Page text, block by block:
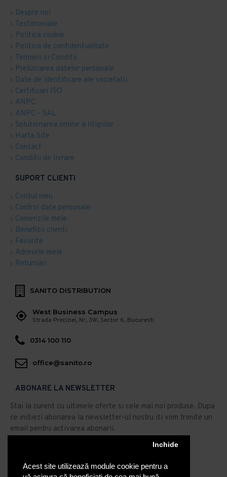
Acest site utilizează module cookie pentru a
Inchide
Despre noi
Testimoniale
Politica cookie
Politica de confidentialitate
Termeni si Conditii
Prelucrarea datelor personale
Date de identificare ale societatii
Certificari ISO
ANPC
ANPC - SAL
Solutionarea online a litigiilor
Harta Site
Contact
Conditii de livrare
SUPORT CLIENTI
Contul meu
Control date personale
Comenzile mele
Beneficii clienti
Favorite
Adresele mele
Returnari
SANITO DISTRIBUTION
West Business Campus
Strada Preciziei, Nr, 3W, Sector 6, Bucuresti
0314 100 110
office@sanito.ro
ABONARE LA NEWSLETTER
Stai la curent cu ultimele oferte si cele mai noi produse. Dupa
ce initiezi abonarea la newsletter-ul nostru iti vom trimite un
email pentru activarea abonarii.
Abonare
Am citit şi sunt de acord cu Politica de Confidentialitate